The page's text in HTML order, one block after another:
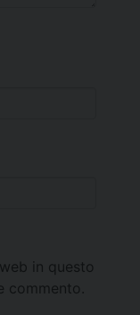
in questo
commento.